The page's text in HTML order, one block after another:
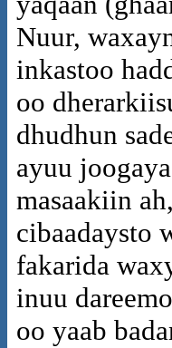
Nuur,
inkastoo
oo
dhudhun
ayuu
masaakiin
cibaadaysto
fakarida
inuu
oo yaab